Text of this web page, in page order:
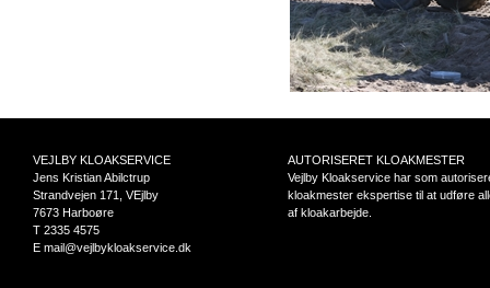
VEJLBY KLOAKSERVICE
Jens Kristian Abilctrup
Strandvejen 171, VEjlby
7673 Harboøre
T 2335 4575
E mail@vejlbykloakservice.dk
AUTORISERET KLOAKMESTER
Vejlby Kloakservice har som
kloakmester ekspertise til at udføre
af kloakarbejde.